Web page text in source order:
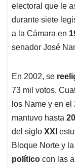
electoral que le
durante siete
a la Cámara en
senador José
En 2002, se
73 mil votos.
los Name y en
mantuvo hasta
del siglo XXI
Bloque Norte y
político con las